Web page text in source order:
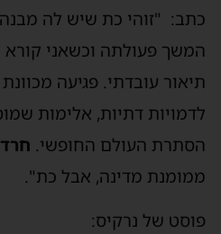
כתב: "זוהי כת שיש לה
המשך פעולתה וכשאני קורא
תיאור עובדתי. פגיעה
לדמויות דתיות, אלימות
הסתרת העולם החופשי.
ממומנת מדינה, אבל כת".
פוסט של נרקיס: